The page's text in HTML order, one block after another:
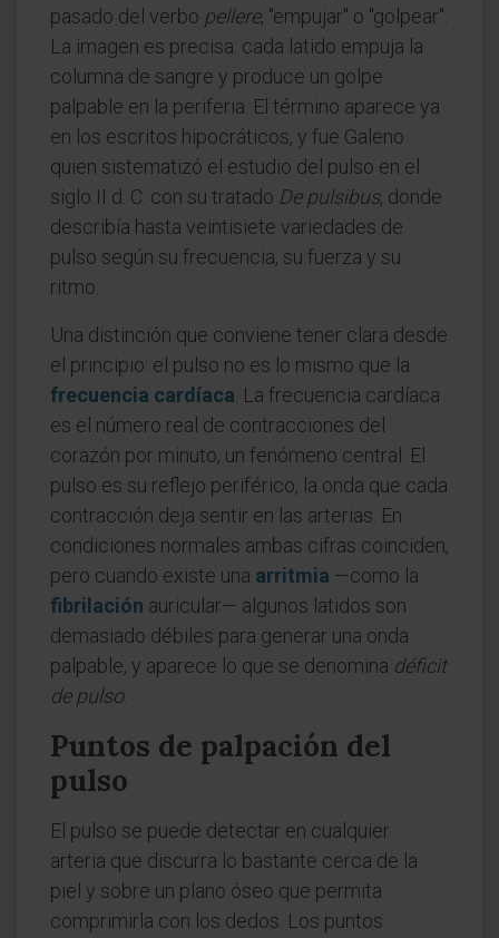
pasado del verbo pellere, "empujar" o "golpear".
La imagen es precisa: cada latido empuja la
columna de sangre y produce un golpe
palpable en la periferia. El término aparece ya
en los escritos hipocráticos, y fue Galeno
quien sistematizó el estudio del pulso en el
siglo II d. C. con su tratado De pulsibus, donde
describía hasta veintisiete variedades de
pulso según su frecuencia, su fuerza y su
ritmo.
Una distinción que conviene tener clara desde
el principio: el pulso no es lo mismo que la
frecuencia cardíaca . La frecuencia cardíaca
es el número real de contracciones del
corazón por minuto, un fenómeno central. El
pulso es su reflejo periférico, la onda que cada
contracción deja sentir en las arterias. En
condiciones normales ambas cifras coinciden,
pero cuando existe una arritmia —como la
fibrilación auricular— algunos latidos son
demasiado débiles para generar una onda
palpable, y aparece lo que se denomina déficit
de pulso.
Puntos de palpación del
pulso
El pulso se puede detectar en cualquier
arteria que discurra lo bastante cerca de la
piel y sobre un plano óseo que permita
comprimirla con los dedos. Los puntos